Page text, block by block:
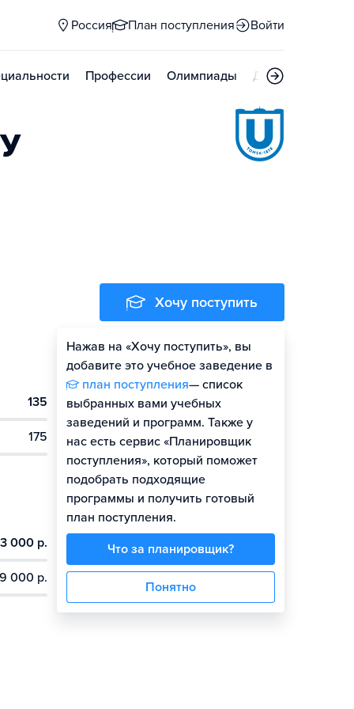
Россия План поступления Войти
Профессии Олимпиады Дни открытых
135
175
000 р.
000 р.
Хочу поступить
Нажав на «Хочу поступить», вы
добавите это учебное заведение в
план поступления— список
выбранных вами учебных
заведений и программ. Также у
нас есть сервис «Планировщик
поступления», который поможет
подобрать подходящие
программы и получить готовый
план поступления.
Что за планировщик?
Понятно
Оценить шансы